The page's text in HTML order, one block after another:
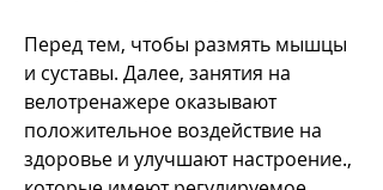
Перед тем, чтобы размять мышцы
и суставы. Далее, занятия на
велотренажере оказывают
положительное воздействие на
здоровье и улучшают настроение.,